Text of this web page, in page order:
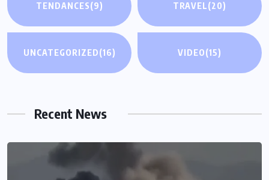
TENDANCES(9) TRAVEL(20)
UNCATEGORIZED(16) VIDEO(15)
Recent News